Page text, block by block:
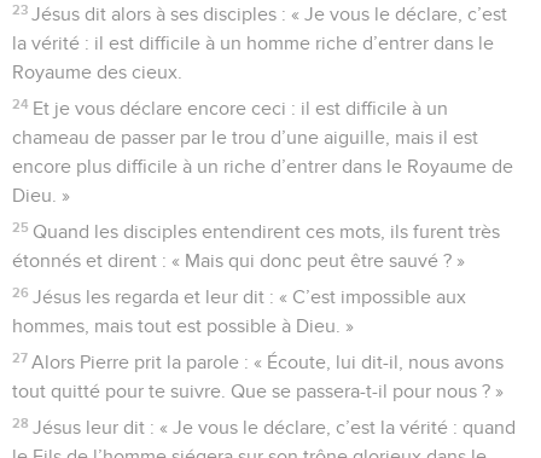
23 Jésus dit alors à ses disciples : « Je vous le déclare, c’est
la vérité : il est difficile à un homme riche d’entrer dans le
Royaume des cieux.
24 Et je vous déclare encore ceci : il est difficile à un
chameau de passer par le trou d’une aiguille, mais il est
encore plus difficile à un riche d’entrer dans le Royaume de
Dieu. »
25 Quand les disciples entendirent ces mots, ils furent très
étonnés et dirent : « Mais qui donc peut être sauvé ? »
26 Jésus les regarda et leur dit : « C’est impossible aux
hommes, mais tout est possible à Dieu. »
27 Alors Pierre prit la parole : « Écoute, lui dit-il, nous avons
tout quitté pour te suivre. Que se passera-t-il pour nous ? »
28 Jésus leur dit : « Je vous le déclare, c’est la vérité : quand